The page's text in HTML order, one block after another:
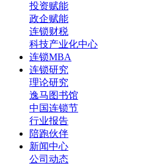
投资赋能
政企赋能
连锁财税
科技产业化中心
连锁MBA
连锁研究
理论研究
逸马图书馆
中国连锁节
行业报告
陪跑伙伴
新闻中心
公司动态